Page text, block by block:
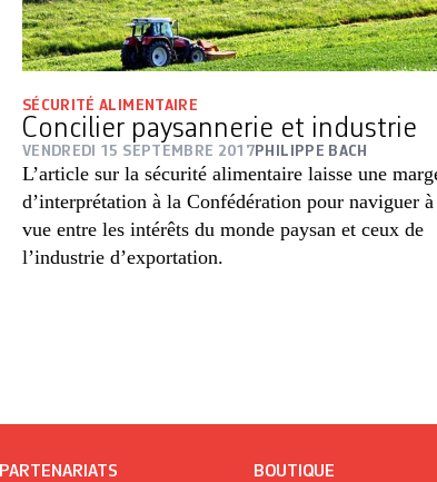
SÉCURITÉ ALIMENTAIRE
Concilier paysannerie et industrie
VENDREDI 15 SEPTEMBRE 2017 PHILIPPE BACH
L’article sur la sécurité alimentaire laisse une
d’interprétation à la Confédération pour naviguer à
vue entre les intérêts du monde paysan et ceux de
l’industrie d’exportation.
BOUTIQUE